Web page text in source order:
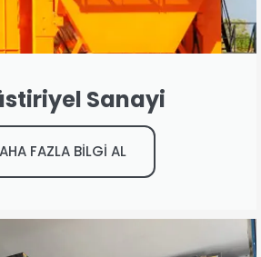
Sanayi
FAZLA BİLGİ AL